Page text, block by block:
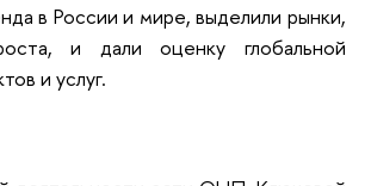
в России и мире, выделили рынки,
и дали оценку глобальной
и услуг.